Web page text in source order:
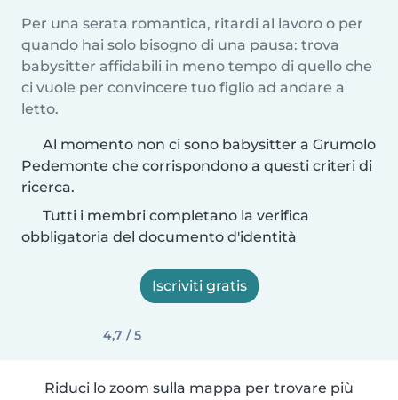
Per una serata romantica, ritardi al lavoro o per
quando hai solo bisogno di una pausa: trova
babysitter affidabili in meno tempo di quello che
ci vuole per convincere tuo figlio ad andare a
letto.
Al momento non ci sono babysitter a Grumolo
Pedemonte che corrispondono a questi criteri di
ricerca.
Tutti i membri completano la verifica
obbligatoria del documento d'identità
Iscriviti gratis
4,7 / 5
Riduci lo zoom sulla mappa per trovare più